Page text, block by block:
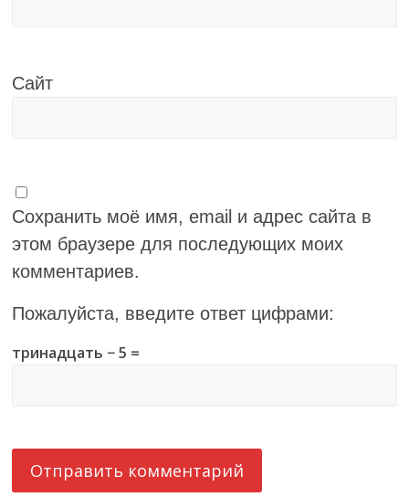
Сайт
Сохранить моё имя, email и адрес сайта в
этом браузере для последующих моих
комментариев.
Пожалуйста, введите ответ цифрами:
тринадцать − 5 =